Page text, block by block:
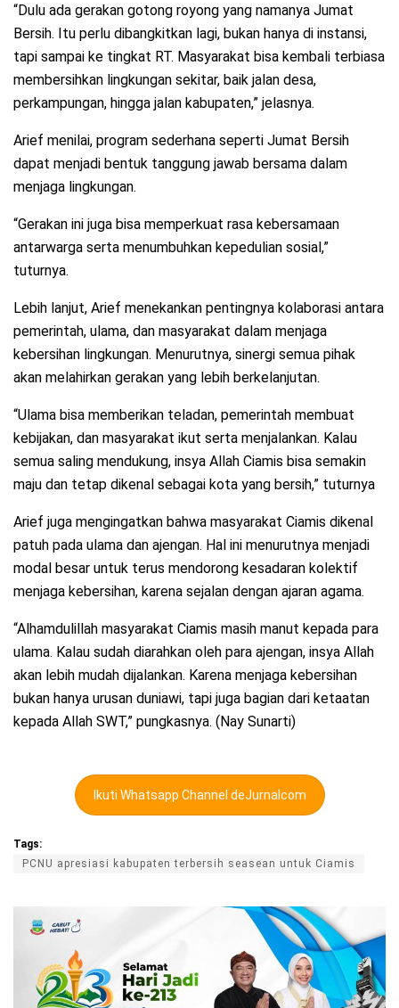
“Dulu ada gerakan gotong royong yang namanya Jumat
Bersih. Itu perlu dibangkitkan lagi, bukan hanya di instansi,
tapi sampai ke tingkat RT. Masyarakat bisa kembali terbiasa
membersihkan lingkungan sekitar, baik jalan desa,
perkampungan, hingga jalan kabupaten,” jelasnya.
Arief menilai, program sederhana seperti Jumat Bersih
dapat menjadi bentuk tanggung jawab bersama dalam
menjaga lingkungan.
“Gerakan ini juga bisa memperkuat rasa kebersamaan
antarwarga serta menumbuhkan kepedulian sosial,”
tuturnya.
Lebih lanjut, Arief menekankan pentingnya kolaborasi antara
pemerintah, ulama, dan masyarakat dalam menjaga
kebersihan lingkungan. Menurutnya, sinergi semua pihak
akan melahirkan gerakan yang lebih berkelanjutan.
“Ulama bisa memberikan teladan, pemerintah membuat
kebijakan, dan masyarakat ikut serta menjalankan. Kalau
semua saling mendukung, insya Allah Ciamis bisa semakin
maju dan tetap dikenal sebagai kota yang bersih,” tuturnya
Arief juga mengingatkan bahwa masyarakat Ciamis dikenal
patuh pada ulama dan ajengan. Hal ini menurutnya menjadi
modal besar untuk terus mendorong kesadaran kolektif
menjaga kebersihan, karena sejalan dengan ajaran agama.
“Alhamdulillah masyarakat Ciamis masih manut kepada para
ulama. Kalau sudah diarahkan oleh para ajengan, insya Allah
akan lebih mudah dijalankan. Karena menjaga kebersihan
bukan hanya urusan duniawi, tapi juga bagian dari ketaatan
kepada Allah SWT,” pungkasnya. (Nay Sunarti)
Ikuti Whatsapp Channel deJurnalcom
Tags:
PCNU apresiasi kabupaten terbersih seasean untuk Ciamis